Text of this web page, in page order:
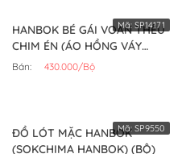
HANBOK BÉ GÁI VOAN THÊU
CHIM ÉN (ÁO HỒNG VÁY
HỒNG SEN)
Bán: 430.000/Bộ
Mã: SP14171
ĐỒ LÓT MẶC HANBOK
(SOKCHIMA HANBOK) (BỘ)
Mã: SP9550